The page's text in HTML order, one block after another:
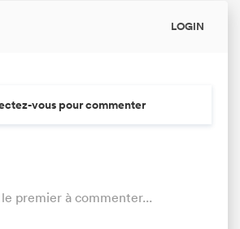
LOGIN
vous pour commenter
le premier à commenter...